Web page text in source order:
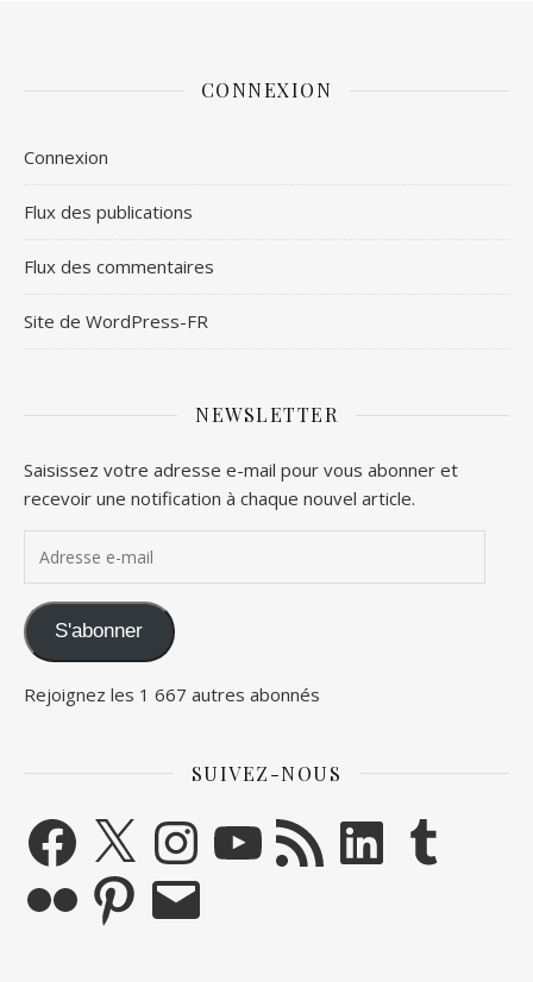
CONNEXION
Connexion
Flux des publications
Flux des commentaires
Site de WordPress-FR
NEWSLETTER
Saisissez votre adresse e-mail pour vous abonner et
recevoir une notification à chaque nouvel article.
S'abonner
Rejoignez les 1 667 autres abonnés
SUIVEZ-NOUS
Facebook
X InstagramYouTubeFlux RSSLinkedIn Tumblr
PinterestE-mail